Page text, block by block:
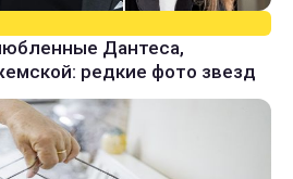
Дантеса,
редкие фото звезд